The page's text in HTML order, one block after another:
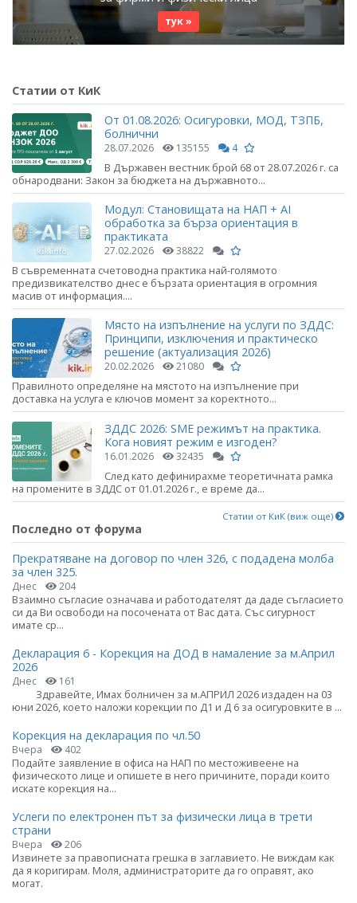
тук »
Статии от КиК
От 01.08.2026: Осигуровки, МОД, ТЗПБ,
болнични
28.07.2026 135155 4
В Държавен вестник брой 68 от 28.07.2026 г. са
обнародвани: Закон за бюджета на държавното...
Модул: Становищата на НАП + AI
обработка за бърза ориентация в
практиката
27.02.2026 38822
В съвременната счетоводна практика най-голямото
предизвикателство днес е бързата ориентация в огромния
масив от информация....
Място на изпълнение на услуги по ЗДДС:
Принципи, изключения и практическо
решение (актуализация 2026)
20.02.2026 21080
Правилното определяне на мястото на изпълнение при
доставка на услуга е ключов момент за коректното...
ЗДДС 2026: SME режимът на практика.
Кога новият режим е изгоден?
16.01.2026 32435
След като дефинирахме теоретичната рамка
на промените в ЗДДС от 01.01.2026 г., е време да...
Статии от КиК (виж още)
Последно от форума
Прекратяване на договор по член 326, с подадена молба
за член 325.
Днес 204
Взаимно съгласие означава и работодателят да даде съгласието
си да Ви освободи на посочената от Вас дата. Със сигурност
имате ср...
Декларация 6 - Корекция на ДОД в намаление за м.Април
2026
Днес 161
Здравейте, Имах болничен за м.АПРИЛ 2026 издаден на 03
юни 2026, което наложи корекции по Д1 и Д 6 за осигуровките в ...
Корекция на декларация по чл.50
Вчера 402
Подайте заявление в офиса на НАП по местоживеене на
физическото лице и опишете в него причините, поради които
искате корекция на...
Услеги по електронен път за физически лица в трети
страни
Вчера 206
Извинете за правописната грешка в заглавието. Не виждам как
да я коригирам. Моля, администраторите да го оправят, ако
могат.